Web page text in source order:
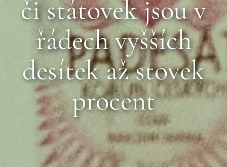
či státovek jsou v
řádech vyšších
desítek až stovek
procent